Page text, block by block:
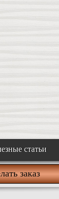
статьи
заказ